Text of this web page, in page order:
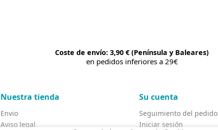
Coste de envío: 3,90 € (Península y Baleares)
en pedidos inferiores a 29€
Nuestra tienda
Envio
Aviso legal
Su cuenta
Seguimiento del pedido
Iniciar sesión